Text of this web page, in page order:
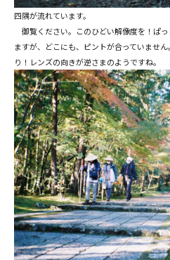
四隅が流れています。
御覧ください。このひどい解像度を！ぱ
ますが、どこにも、ピントが合っていませ
り！レンズの向きが逆さまのようですね。